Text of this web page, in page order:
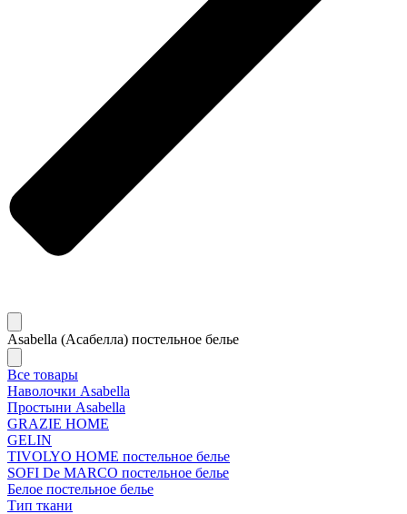
Asabella (Асабелла) постельное белье
Все товары
Наволочки Asabella
Простыни Asabella
GRAZIE HOME
GELIN
TIVOLYO HOME постельное белье
SOFI De MARCO постельное белье
Белое постельное белье
Тип ткани